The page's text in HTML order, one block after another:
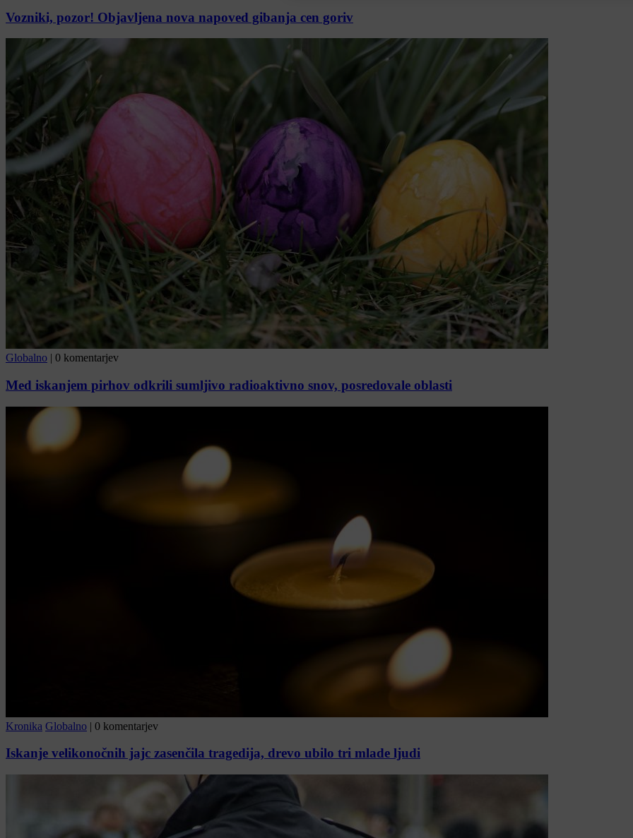
Vozniki, pozor! Objavljena nova napoved gibanja cen goriv
Globalno | 0 komentarjev
Med iskanjem pirhov odkrili sumljivo radioaktivno snov, posredovale oblasti
Kronika Globalno | 0 komentarjev
Iskanje velikonočnih jajc zasenčila tragedija, drevo ubilo tri mlade ljudi